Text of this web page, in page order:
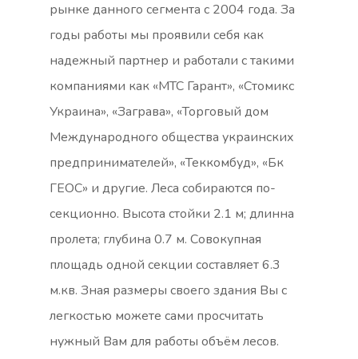
рынке данного сегмента с 2004 года. За
годы работы мы проявили себя как
надежный партнер и работали с такими
компаниями как «МТС Гарант», «Стомикс
Украина», «Заграва», «Торговый дом
Международного общества украинских
предпринимателей», «Теккомбуд», «Бк
ГЕОС» и другие. Леса собираются по-
секционно. Высота стойки 2.1 м; длинна
пролета; глубина 0.7 м. Совокупная
площадь одной секции составляет 6.3
м.кв. Зная размеры своего здания Вы с
легкостью можете сами просчитать
нужный Вам для работы объём лесов.